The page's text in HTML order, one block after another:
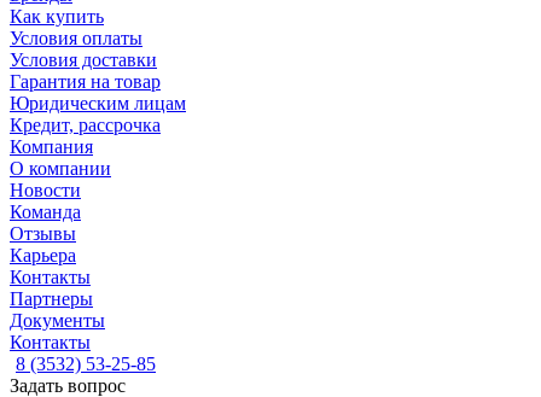
Как купить
Условия оплаты
Условия доставки
Гарантия на товар
Юридическим лицам
Кредит, рассрочка
Компания
О компании
Новости
Команда
Отзывы
Карьера
Контакты
Партнеры
Документы
Контакты
8 (3532) 53-25-85
Задать вопрос